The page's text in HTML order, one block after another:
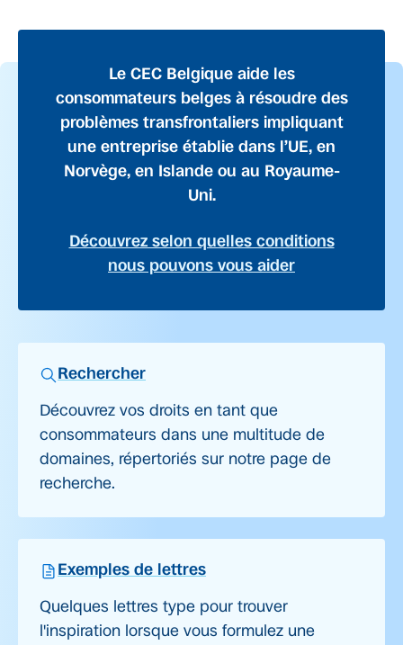
Le CEC Belgique aide les
consommateurs belges à résoudre des
problèmes transfrontaliers impliquant
une entreprise établie dans l’UE, en
Norvège, en Islande ou au Royaume-
Uni.
Découvrez selon quelles conditions
nous pouvons vous aider
Rechercher
Découvrez vos droits en tant que
consommateurs dans une multitude de
domaines, répertoriés sur notre page de
recherche.
Exemples de lettres
Quelques lettres type pour trouver
l'inspiration lorsque vous formulez une